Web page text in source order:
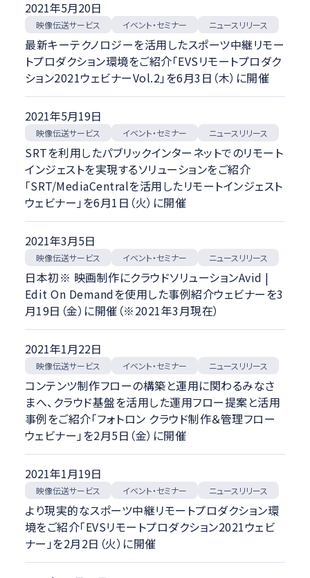
2021年5月20日
映像伝送サービス イベント・セミナー ニュースリリース
最新キーテクノロジーを活用したスポーツ中継リモー
トプロダクション環境をご紹介「EVSリモートプロダク
ション2021ウェビナーVol.2」を6月3日（木）に開催
2021年5月19日
映像伝送サービス イベント・セミナー ニュースリリース
SRTを利用したパブリックインターネットでのリモート
インジェストを実現するソリューションをご紹介
「SRT/MediaCentralを活用したリモートインジェスト
ウェビナー」を6月1日（火）に開催
2021年3月5日
映像伝送サービス イベント・セミナー ニュースリリース
日本初※ 映画制作にクラウドソリューションAvid |
Edit On Demandを使用した事例紹介ウェビナーを3
月19日（金）に開催（※2021年3月現在）
2021年1月22日
映像伝送サービス イベント・セミナー ニュースリリース
コンテンツ制作フローの構築と運用に関わるみなさ
まへ、クラウド基盤を活用した運用フロー提案と活用
事例をご紹介「フォトロン クラウド制作＆管理フロー
ウェビナー」を2月5日（金）に開催
2021年1月19日
映像伝送サービス イベント・セミナー ニュースリリース
より現実的なスポーツ中継リモートプロダクション環
境をご紹介「EVSリモートプロダクション2021ウェビ
ナー」を2月2日（火）に開催